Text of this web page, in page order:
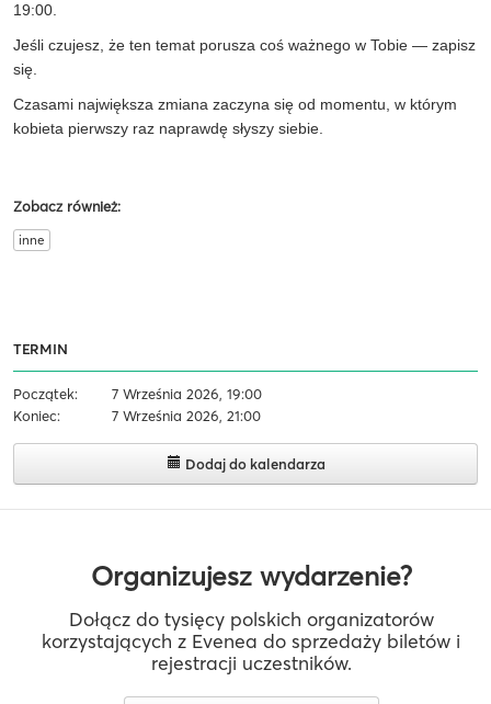
19:00.
Jeśli czujesz, że ten temat porusza coś ważnego w Tobie — zapisz
się.
Czasami największa zmiana zaczyna się od momentu, w którym
kobieta pierwszy raz naprawdę słyszy siebie.
Zobacz również:
inne
TERMIN
Początek:
7 Września 2026, 19:00
Koniec:
7 Września 2026, 21:00
Dodaj do kalendarza
Organizujesz wydarzenie?
Dołącz do tysięcy polskich organizatorów
korzystających z Evenea do sprzedaży biletów i
rejestracji uczestników.